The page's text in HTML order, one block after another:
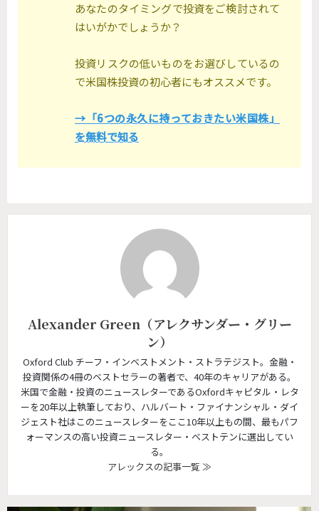
あなたのタイミングで投資をご検討されて
はいがかでしょうか？
投資リスクの低いものをお選びしているの
で米国株投資の初心者にもオススメです。
→「6つの永久に持っておきたい米国株」
を無料で知る
Alexander Green（アレクサンダー・グリー
ン）
Oxford Club チーフ・インベストメント・ストラテジスト。金融・
投資関係の4冊のベストセラーの著者で、40年のキャリアがある。
米国で金融・投資のニュースレターであるOxfordキャピタル・レタ
ーを20年以上執筆しており、ハルバート・ファイナンシャル・ダイ
ジェスト社はこのニュースレターをここ10年以上もの間、最もパフ
ォーマンスの高い投資ニュースレター・ベストテンに選出してい
る。
アレックスの記事一覧 ≫